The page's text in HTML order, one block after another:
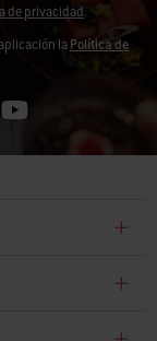
de privacidad.
laPolítica de